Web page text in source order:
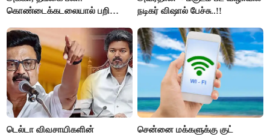
கொண்டைக்கடலையால் பறிபோன
நடிகர் விஷால் பேச்சு..!!
டெல்டா விவசாயிகளின்
சென்னை மக்களுக்கு குட்